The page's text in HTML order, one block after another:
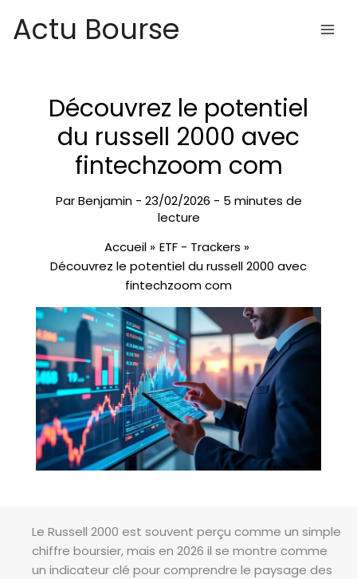
Actu Bourse
Découvrez le potentiel
du russell 2000 avec
fintechzoom com
ParBenjamin - 23/02/2026 - 5 minutes de
lecture
Accueil
ETF - Trackers
Découvrez le potentiel du russell 2000 avec
fintechzoom com
Le Russell 2000 est souvent perçu comme un simple
chiffre boursier, mais en 2026 il se montre comme
un indicateur clé pour comprendre le paysage des